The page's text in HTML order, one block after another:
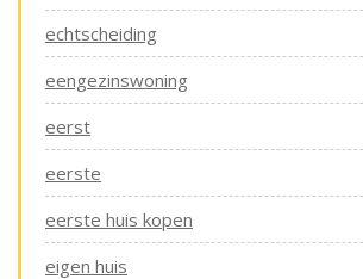
echtscheiding
eengezinswoning
eerst
eerste
eerste huis kopen
eigen huis